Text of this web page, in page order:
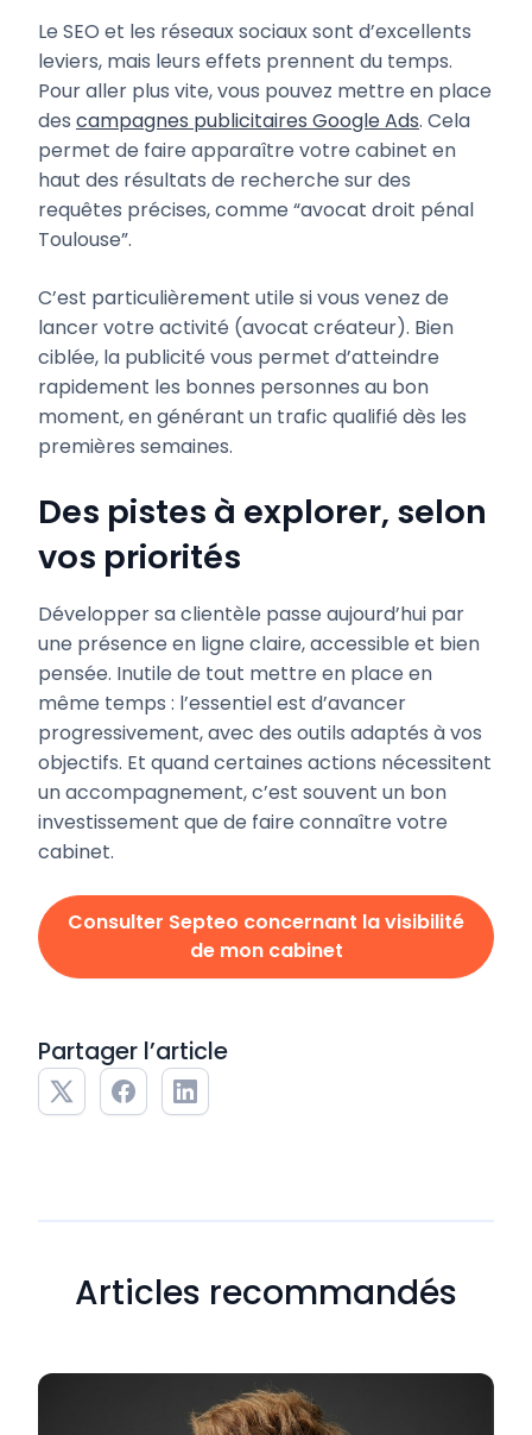
Partager l’article
Le SEO et les réseaux sociaux sont d’excellents
leviers, mais leurs effets prennent du temps.
Pour aller plus vite, vous pouvez mettre en place
des campagnes publicitaires Google Ads. Cela
permet de faire apparaître votre cabinet en
haut des résultats de recherche sur des
requêtes précises, comme “avocat droit pénal
Toulouse”.
C’est particulièrement utile si vous venez de
lancer votre activité (avocat créateur). Bien
ciblée, la publicité vous permet d’atteindre
rapidement les bonnes personnes au bon
moment, en générant un trafic qualifié dès les
premières semaines.
Des pistes à explorer, selon
vos priorités
Développer sa clientèle passe aujourd’hui par
une présence en ligne claire, accessible et bien
pensée. Inutile de tout mettre en place en
même temps : l’essentiel est d’avancer
progressivement, avec des outils adaptés à vos
objectifs. Et quand certaines actions nécessitent
un accompagnement, c’est souvent un bon
investissement que de faire connaître votre
cabinet.
Consulter Septeo concernant la visibilité
de mon cabinet
Articles recommandés